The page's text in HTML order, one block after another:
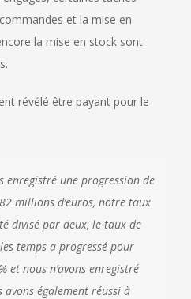
et la mise en
la mise en stock sont
révélé être payant pour le
enregistré une progression de
millions d’euros, notre taux
divisé par deux, le taux de
temps a progressé pour
et nous n’avons enregistré
également réussi à